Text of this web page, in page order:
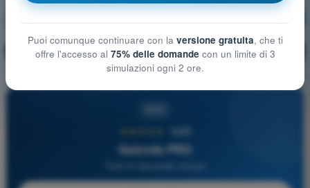
🔒 PRO Spiegazione domanda
4,6/5
Quizvds PRO
Puoi comunque continuare con la versione gratuita, che ti
offre l'accesso al 75% delle domande con un limite di 3
simulazioni ogni 2 ore.